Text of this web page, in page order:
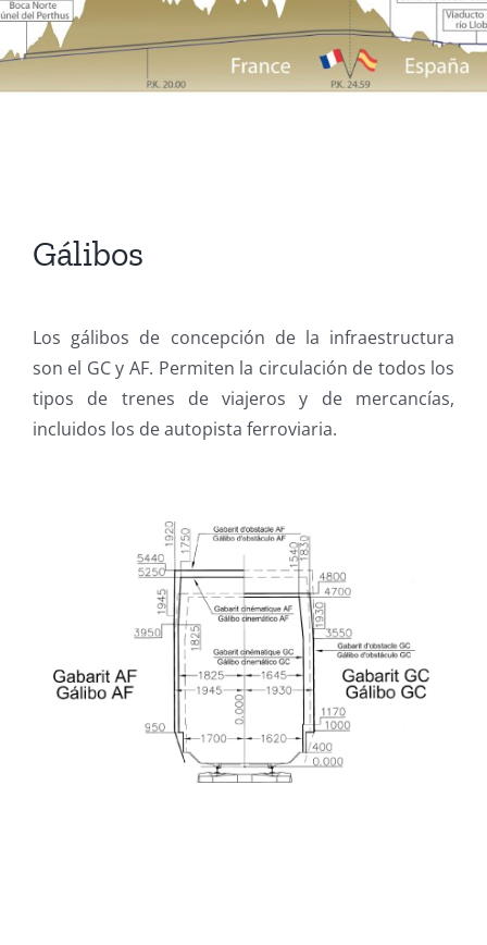
Gálibos
Los gálibos de concepción de la infraestructura
son el GC y AF. Permiten la circulación de todos los
tipos de trenes de viajeros y de mercancías,
incluidos los de autopista ferroviaria.